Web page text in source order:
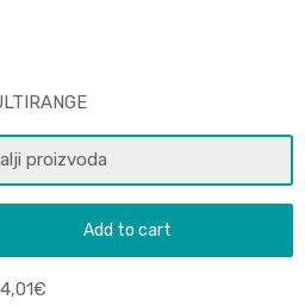
proizvoda
Add to cart
€